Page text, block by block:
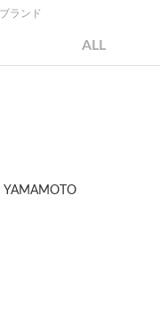
ランド
ALL
YAMAMOTO